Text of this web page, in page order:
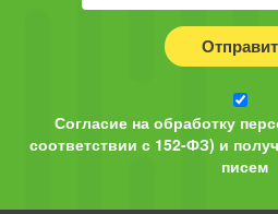
Согласие на обработку
соответствии с 152-ФЗ) и
писем